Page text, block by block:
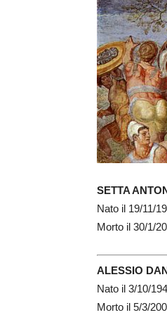
SETTA
Nato il 19/11/
Morto il 30/1/
ALESSIO
Nato il 3/10/
Morto il 5/3/